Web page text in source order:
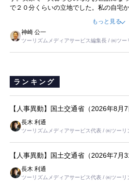
で２０分くらいの立地でした。私の自宅
ました。母の住まいから近いという理由
すが、私と妹にとっては、半日仕事でで
は、当人だけではなく、世話をする家族
と思いました。
もっと見る
神崎 公一
ツーリズムメディアサービス編集長 / ㈱ツー
ランキング
【人事異動】国土交通省（2026年8月
長木 利通
ツーリズムメディアサービス代表 / ㈱ツーリ
【人事異動】国土交通省（2026年7月
長木 利通
ツーリズムメディアサービス代表 / ㈱ツーリ